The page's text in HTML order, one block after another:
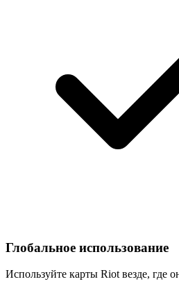
Глобальное использование
Используйте карты Riot везде, где